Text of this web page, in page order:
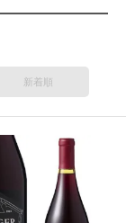
新着順